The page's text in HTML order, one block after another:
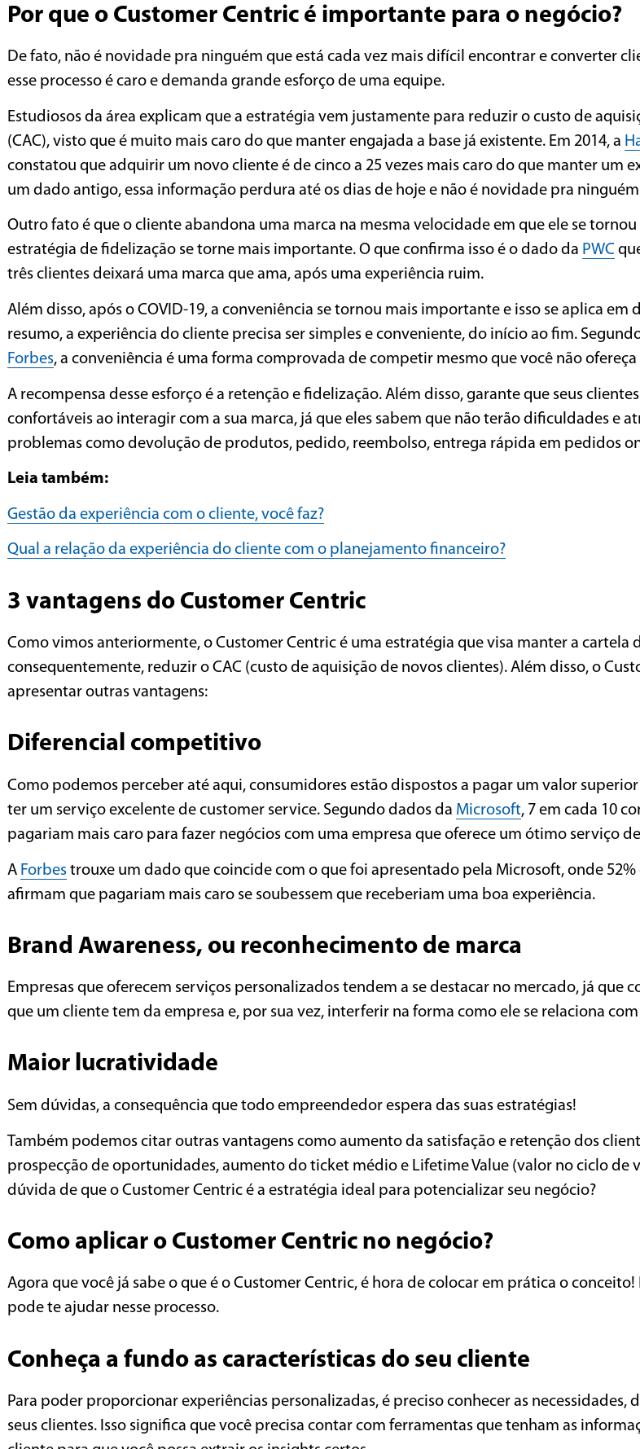
Por que o Customer Centric é importante para o negócio?
De fato, não é novidade pra ninguém que está cada vez mais difícil encontrar e converter
esse processo é caro e demanda grande esforço de uma equipe.
Estudiosos da área explicam que a estratégia vem justamente para reduzir o custo de
(CAC), visto que é muito mais caro do que manter engajada a base já existente. Em 2014, a
constatou que adquirir um novo cliente é de cinco a 25 vezes mais caro do que manter um
um dado antigo, essa informação perdura até os dias de hoje e não é novidade pra
Outro fato é que o cliente abandona uma marca na mesma velocidade em que ele se
estratégia de fidelização se torne mais importante. O que confirma isso é o dado da PWC
três clientes deixará uma marca que ama, após uma experiência ruim.
Além disso, após o COVID-19, a conveniência se tornou mais importante e isso se aplica em
resumo, a experiência do cliente precisa ser simples e conveniente, do início ao fim.
Forbes, a conveniência é uma forma comprovada de competir mesmo que você não
A recompensa desse esforço é a retenção e fidelização. Além disso, garante que seus
confortáveis ao interagir com a sua marca, já que eles sabem que não terão dificuldades e
problemas como devolução de produtos, pedido, reembolso, entrega rápida em pedidos
Leia também:
Gestão da experiência com o cliente, você faz?
Qual a relação da experiência do cliente com o planejamento financeiro?
3 vantagens do Customer Centric
Como vimos anteriormente, o Customer Centric é uma estratégia que visa manter a cartela
consequentemente, reduzir o CAC (custo de aquisição de novos clientes). Além disso, o
apresentar outras vantagens:
Diferencial competitivo
Como podemos perceber até aqui, consumidores estão dispostos a pagar um valor superior
ter um serviço excelente de customer service. Segundo dados da Microsoft, 7 em cada 10
pagariam mais caro para fazer negócios com uma empresa que oferece um ótimo serviço
A Forbes trouxe um dado que coincide com o que foi apresentado pela Microsoft, onde 52%
afirmam que pagariam mais caro se soubessem que receberiam uma boa experiência.
Brand Awareness, ou reconhecimento de marca
Empresas que oferecem serviços personalizados tendem a se destacar no mercado, já que
que um cliente tem da empresa e, por sua vez, interferir na forma como ele se relaciona com
Maior lucratividade
Sem dúvidas, a consequência que todo empreendedor espera das suas estratégias!
Também podemos citar outras vantagens como aumento da satisfação e retenção dos
prospecção de oportunidades, aumento do ticket médio e Lifetime Value (valor no ciclo de
dúvida de que o Customer Centric é a estratégia ideal para potencializar seu negócio?
Como aplicar o Customer Centric no negócio?
Agora que você já sabe o que é o Customer Centric, é hora de colocar em prática o
pode te ajudar nesse processo.
Conheça a fundo as características do seu cliente
Para poder proporcionar experiências personalizadas, é preciso conhecer as necessidades,
seus clientes. Isso significa que você precisa contar com ferramentas que tenham as